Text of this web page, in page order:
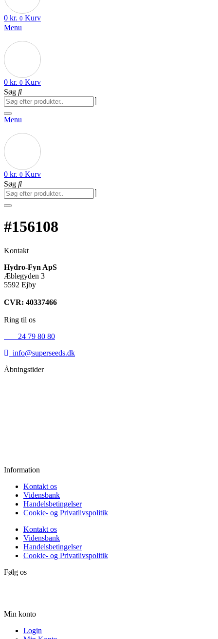
0 kr. 0 Kurv
Menu
0 kr. 0 Kurv
Søg
Menu
0 kr. 0 Kurv
Søg
#156108
Kontakt
Hydro-Fyn ApS
Æblegyden 3
5592 Ejby
CVR: 40337466
Ring til os
24 79 80 80
info@superseeds.dk
Åbningstider
Information
Kontakt os
Vidensbank
Handelsbetingelser
Cookie- og Privatlivspolitik
Kontakt os
Vidensbank
Handelsbetingelser
Cookie- og Privatlivspolitik
Følg os
Min konto
Login